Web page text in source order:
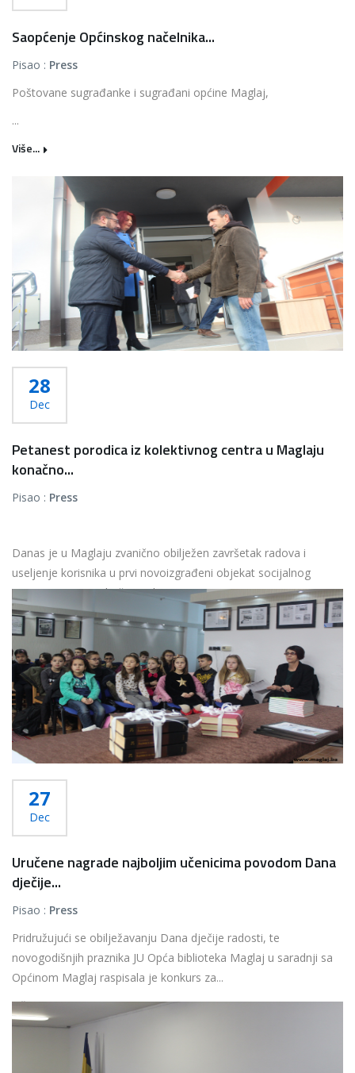
Saopćenje Općinskog načelnika...
Pisao : Press
Poštovane sugrađanke i sugrađani općine Maglaj,
...
Više...
28
Dec
Petanest porodica iz kolektivnog centra u Maglaju
konačno...
Pisao : Press
Danas je u Maglaju zvanično obilježen završetak radova i
useljenje korisnika u prvi novoizgrađeni objekat socijalnog
stanovanja na području Federacije...
Više...
27
Dec
Uručene nagrade najboljim učenicima povodom Dana
dječije...
Pisao : Press
Pridružujući se obilježavanju Dana dječije radosti, te
novogodišnjih praznika JU Opća biblioteka Maglaj u saradnji sa
Općinom Maglaj raspisala je konkurs za...
Više...